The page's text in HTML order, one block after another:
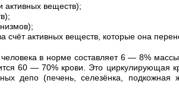
активных веществ);
счёт активных веществ, которые она
в норме составляет 6 — 8%
60 — 70% крови. Это циркулирующая
депо (печень, селезёнка, подкожная